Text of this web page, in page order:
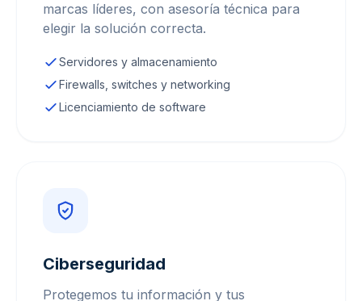
marcas líderes, con asesoría técnica para
elegir la solución correcta.
Servidores y almacenamiento
Firewalls, switches y networking
Licenciamiento de software
Ciberseguridad
Protegemos tu información y tus